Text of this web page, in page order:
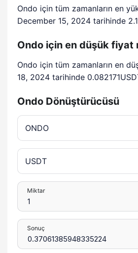
Ondo için tüm zamanların en
December 15, 2024 tarihinde
Ondo için en düşük fiyat
Ondo için tüm zamanların en
18, 2024 tarihinde
Ondo Dönüştürücüsü
Miktar
Sonuç